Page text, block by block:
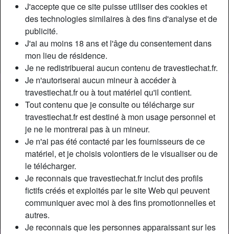
J'accepte que ce site puisse utiliser des cookies et
des technologies similaires à des fins d'analyse et de
publicité.
J'ai au moins 18 ans et l'âge du consentement dans
mon lieu de résidence.
Je ne redistribuerai aucun contenu de travestiechat.fr.
Je n'autoriserai aucun mineur à accéder à
travestiechat.fr ou à tout matériel qu'il contient.
Tout contenu que je consulte ou télécharge sur
travestiechat.fr est destiné à mon usage personnel et
je ne le montrerai pas à un mineur.
Je n'ai pas été contacté par les fournisseurs de ce
matériel, et je choisis volontiers de le visualiser ou de
le télécharger.
Je reconnais que travestiechat.fr inclut des profils
fictifs créés et exploités par le site Web qui peuvent
communiquer avec moi à des fins promotionnelles et
autres.
Je reconnais que les personnes apparaissant sur les
Nickname:
ChristelleErrisi
Âge:
31
Pays:
France
Département:
Hauts-de-Seine
Sexe:
Transexuelle
Sexualité:
Relation:
Célibataire
Couleur des cheveux:
Foncé
Couleur des yeux:
Bleu
Épilé(e):